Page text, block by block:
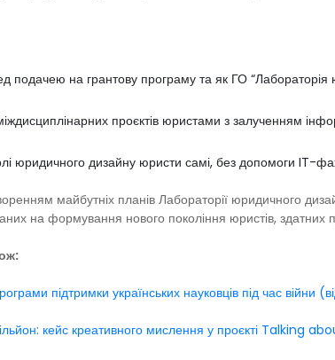
подачею на грантову програму та як ГО
проєктів юристами з залученням
юридичного дизайну юристи самі, без допомоги IT-
майбутніх планів Лабораторії юридичного
на формування нового покоління юристів, здатних
підтримки українських науковців під час війни
кейс креативного мислення у проєкті Talking